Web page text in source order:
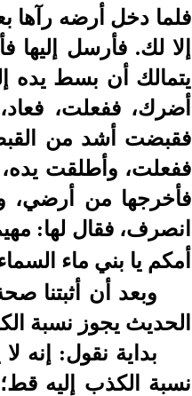
فلما دخل أرضه رآها
إلا لك. فأرسل إليها
يتمالك أن بسط يده
أضرك، ففعلت،
فقبضت أشد من
ففعلت، وأطلقت يده،
فأخرجها من أرضي،
انصرف، فقال لها:
أمكم يا بني ماء
وبعد أن أثبتنا
الحديث يجوز نسبة
بداية نقول: إنه
نسبة الكذب إليه